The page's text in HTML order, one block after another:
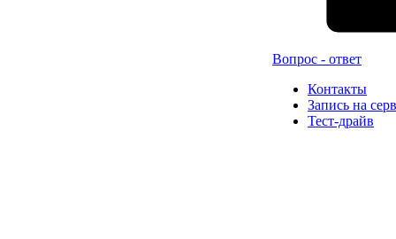
Вопрос - ответ
Контакты
Запись на
Тест-драйв